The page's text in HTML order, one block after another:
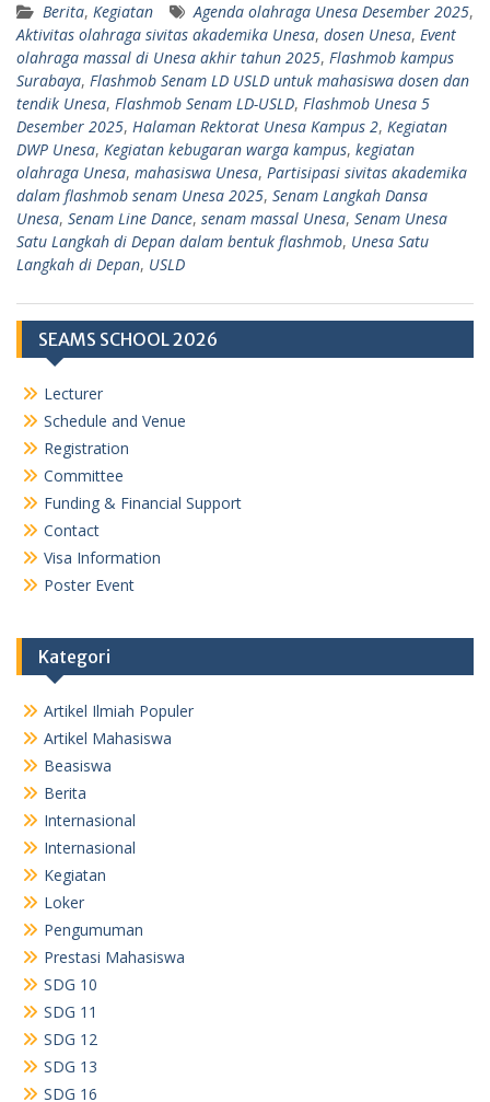
Berita, Kegiatan Agenda olahraga Unesa Desember 2025,
Aktivitas olahraga sivitas akademika Unesa, dosen Unesa, Event
olahraga massal di Unesa akhir tahun 2025, Flashmob kampus
Surabaya, Flashmob Senam LD USLD untuk mahasiswa dosen dan
tendik Unesa, Flashmob Senam LD-USLD, Flashmob Unesa 5
Desember 2025, Halaman Rektorat Unesa Kampus 2, Kegiatan
DWP Unesa, Kegiatan kebugaran warga kampus, kegiatan
olahraga Unesa, mahasiswa Unesa, Partisipasi sivitas akademika
dalam flashmob senam Unesa 2025, Senam Langkah Dansa
Unesa, Senam Line Dance, senam massal Unesa, Senam Unesa
Satu Langkah di Depan dalam bentuk flashmob, Unesa Satu
Langkah di Depan, USLD
SEAMS SCHOOL 2026
Lecturer
Schedule and Venue
Registration
Committee
Funding & Financial Support
Contact
Visa Information
Poster Event
Kategori
Artikel Ilmiah Populer
Artikel Mahasiswa
Beasiswa
Berita
Internasional
Internasional
Kegiatan
Loker
Pengumuman
Prestasi Mahasiswa
SDG 10
SDG 11
SDG 12
SDG 13
SDG 16